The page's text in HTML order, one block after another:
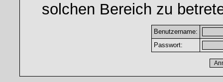
solchen Bereich zu
Benutzername:
Passwort: